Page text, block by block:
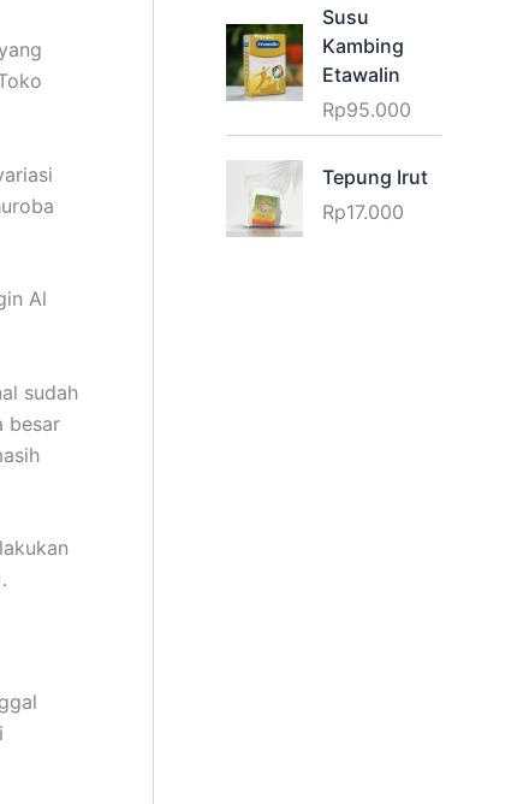
Al
sudah
besar
Susu
Kambing
Etawalin
Rp95.000
Tepung Irut
Rp17.000